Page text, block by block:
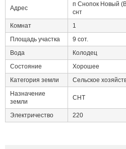
Адрес
п Снопок Новый
снт
Комнат
1
Площадь участка
9 сот.
Вода
Колодец
Состояние
Хорошее
Категория земли
Сельское
Назначение
земли
СНТ
Электричество 220